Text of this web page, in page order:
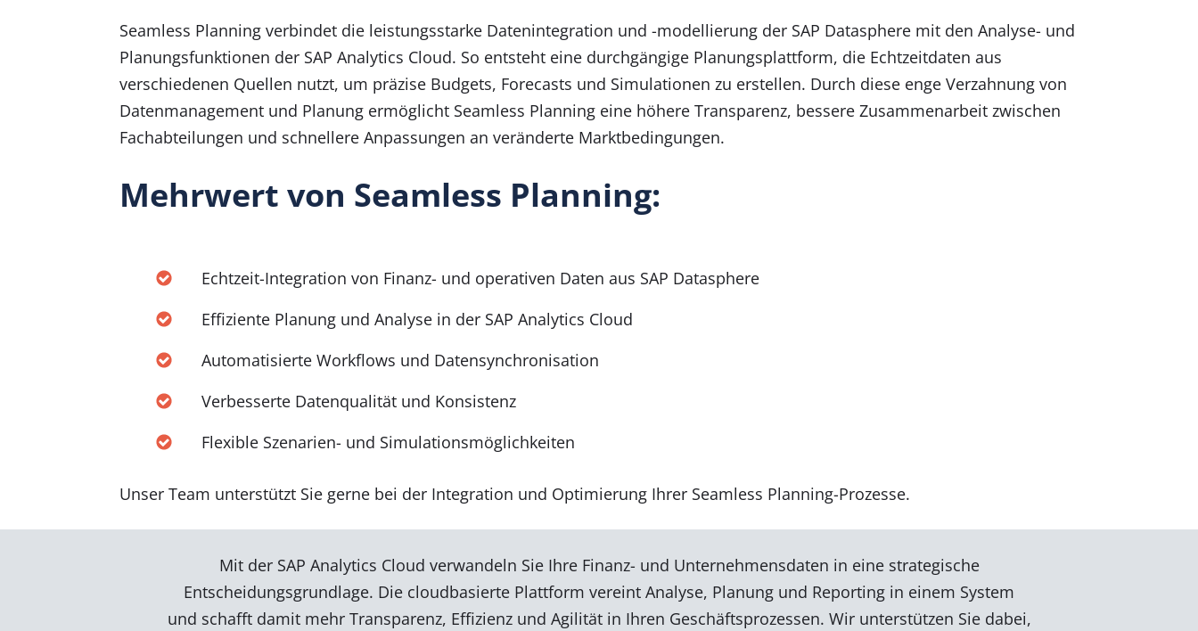
Seamless Planning verbindet die leistungsstarke Datenintegration und -modellierung der SAP Datasphere mit den Analyse- und
Planungsfunktionen der SAP Analytics Cloud. So entsteht eine durchgängige Planungsplattform, die Echtzeitdaten aus
verschiedenen Quellen nutzt, um präzise Budgets, Forecasts und Simulationen zu erstellen. Durch diese enge Verzahnung von
Datenmanagement und Planung ermöglicht Seamless Planning eine höhere Transparenz, bessere Zusammenarbeit zwischen
Fachabteilungen und schnellere Anpassungen an veränderte Marktbedingungen.
Mehrwert von Seamless Planning:
Echtzeit-Integration von Finanz- und operativen Daten aus SAP Datasphere
Effiziente Planung und Analyse in der SAP Analytics Cloud
Automatisierte Workflows und Datensynchronisation
Verbesserte Datenqualität und Konsistenz
Flexible Szenarien- und Simulationsmöglichkeiten
Unser Team unterstützt Sie gerne bei der Integration und Optimierung Ihrer Seamless Planning-Prozesse.
Mit der SAP Analytics Cloud verwandeln Sie Ihre Finanz- und Unternehmensdaten in eine strategische
Entscheidungsgrundlage. Die cloudbasierte Plattform vereint Analyse, Planung und Reporting in einem System
und schafft damit mehr Transparenz, Effizienz und Agilität in Ihren Geschäftsprozessen. Wir unterstützen Sie dabei,